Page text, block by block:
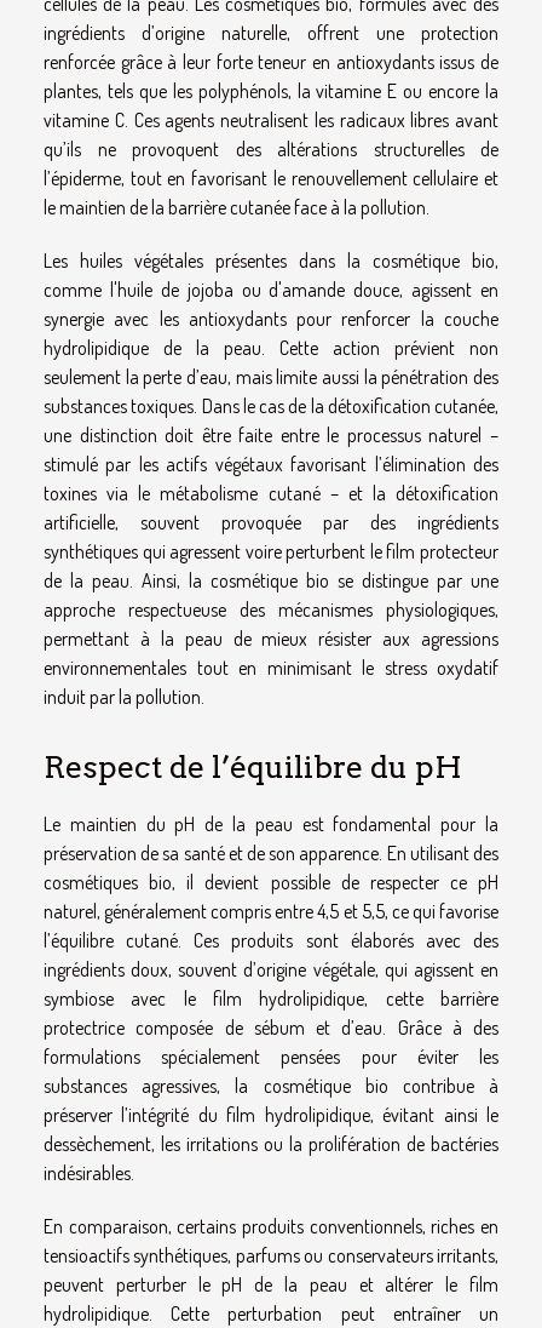
ingrédients d’origine naturelle, offrent une protection
renforcée grâce à leur forte teneur en antioxydants issus de
plantes, tels que les polyphénols, la vitamine E ou encore la
vitamine C. Ces agents neutralisent les radicaux libres avant
qu’ils ne provoquent des altérations structurelles de
l’épiderme, tout en favorisant le renouvellement cellulaire et
le maintien de la barrière cutanée face à la pollution.
Les huiles végétales présentes dans la cosmétique bio,
comme l'huile de jojoba ou d'amande douce, agissent en
synergie avec les antioxydants pour renforcer la couche
hydrolipidique de la peau. Cette action prévient non
seulement la perte d’eau, mais limite aussi la pénétration des
substances toxiques. Dans le cas de la détoxification cutanée,
une distinction doit être faite entre le processus naturel –
stimulé par les actifs végétaux favorisant l’élimination des
toxines via le métabolisme cutané – et la détoxification
artificielle, souvent provoquée par des ingrédients
synthétiques qui agressent voire perturbent le film protecteur
de la peau. Ainsi, la cosmétique bio se distingue par une
approche respectueuse des mécanismes physiologiques,
permettant à la peau de mieux résister aux agressions
environnementales tout en minimisant le stress oxydatif
induit par la pollution.
Respect de l’équilibre du pH
Le maintien du pH de la peau est fondamental pour la
préservation de sa santé et de son apparence. En utilisant des
cosmétiques bio, il devient possible de respecter ce pH
naturel, généralement compris entre 4,5 et 5,5, ce qui favorise
l’équilibre cutané. Ces produits sont élaborés avec des
ingrédients doux, souvent d’origine végétale, qui agissent en
symbiose avec le film hydrolipidique, cette barrière
protectrice composée de sébum et d’eau. Grâce à des
formulations spécialement pensées pour éviter les
substances agressives, la cosmétique bio contribue à
préserver l’intégrité du film hydrolipidique, évitant ainsi le
dessèchement, les irritations ou la prolifération de bactéries
indésirables.
En comparaison, certains produits conventionnels, riches en
tensioactifs synthétiques, parfums ou conservateurs irritants,
peuvent perturber le pH de la peau et altérer le film
hydrolipidique. Cette perturbation peut entraîner un